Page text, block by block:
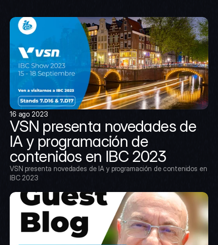
16 ago 2023
VSN presenta novedades de
IA y programación de
contenidos en IBC 2023
VSN presenta novedades de IA y programación de contenidos en
IBC 2023